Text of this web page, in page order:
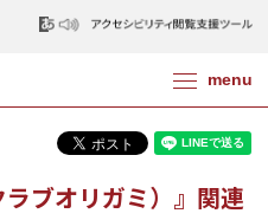
ラブオリガミ）』関連